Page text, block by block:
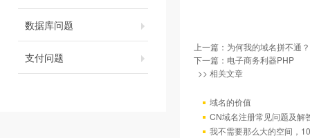
数据库问题
支付问题
上一篇： 为何我的域名拼不通？
下一篇： 电子商务利器PHP
>> 相关文章
域名的价值
CN域名注册常见问题及解
我不需要那么大的空间，